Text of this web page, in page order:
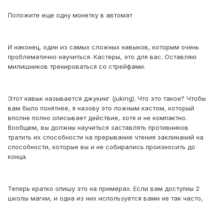
Положите еще одну монетку в автомат
И наконец, один из самых сложных навыков, которым очень
проблематично научиться. Кастеры, это для вас. Оставляю
милишников тренироваться со стрейфами.
Этот навык называется джукинг (juking). Что это такое? Чтобы
вам было понятнее, я назову это ложным кастом, который
вполне полно описывает действие, хотя и не компактно.
Вообщем, вы должны научиться заставлять противников
тратить их способности на прерывание чтения заклинаний на
способности, которые вы и не собирались произносить до
конца.
Теперь кратко опишу это на примерах. Если вам доступны 2
школы магии, и одна из них используется вами не так часто,